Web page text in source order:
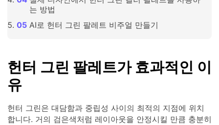
는 방법
AI로 헌터 그린 팔레트 비주얼 만들기
헌터 그린 팔레트가 효과적인 이
유
헌터 그린은 대담함과 중립성 사이의 최적의 지점에 위치
합니다. 거의 검은색처럼 레이아웃을 안정시킬 만큼 충분히